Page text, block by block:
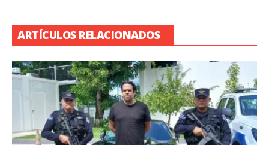
ARTÍCULOS RELACIONADOS